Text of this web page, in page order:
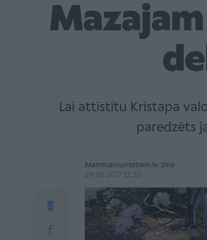
Lai attīstītu Kristapa
paredzēts
Mammamuntetiem.lv ziņa
29.06.2017 12:25